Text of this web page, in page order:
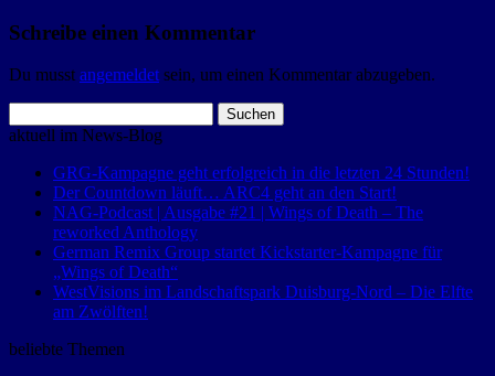
Schreibe einen Kommentar
Du musst angemeldet sein, um einen Kommentar abzugeben.
nach:
aktuell im News-Blog
GRG-Kampagne geht erfolgreich in die letzten 24 Stunden!
Der Countdown läuft… ARC4 geht an den Start!
NAG-Podcast | Ausgabe #21 | Wings of Death – The
reworked Anthology
German Remix Group startet Kickstarter-Kampagne für
„Wings of Death“
WestVisions im Landschaftspark Duisburg-Nord – Die Elfte
am Zwölften!
beliebte Themen